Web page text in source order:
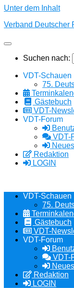
Unter dem Inhalt
Verband Deutscher
Suchen nach:
VDT-Schauen
75.
Gästebuch
VDT-
VDT-Forum
VDT-
Redaktion
LOGIN
VDT-Schauen
75.
Gästebuch
VDT-
VDT-Forum
VDT-
Redaktion
LOGIN